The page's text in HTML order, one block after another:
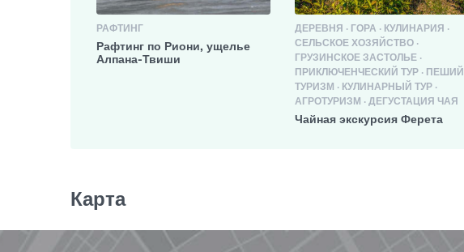
РАФТИНГ
Рафтинг по Риони, ущелье
Алпана-Твиши
ДЕРЕВНЯ · ГОРА · КУЛИНАРИЯ ·
СЕЛЬСКОЕ ХОЗЯЙСТВО ·
ГРУЗИНСКОЕ ЗАСТОЛЬЕ ·
ПРИКЛЮЧЕНЧЕСКИЙ ТУР · ПЕШИЙ
ТУРИЗМ · КУЛИНАРНЫЙ ТУР ·
АГРОТУРИЗМ · ДЕГУСТАЦИЯ ЧАЯ
Чайная экскурсия Ферета
Карта